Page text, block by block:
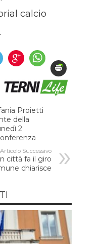
calcio
Proietti
della
2
Articolo Successivo
città fa il giro
chiarisce